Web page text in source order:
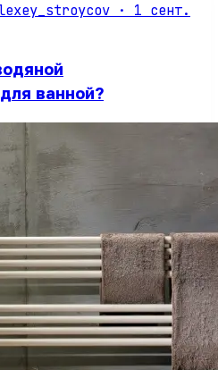
· 1 сент.
ванной?